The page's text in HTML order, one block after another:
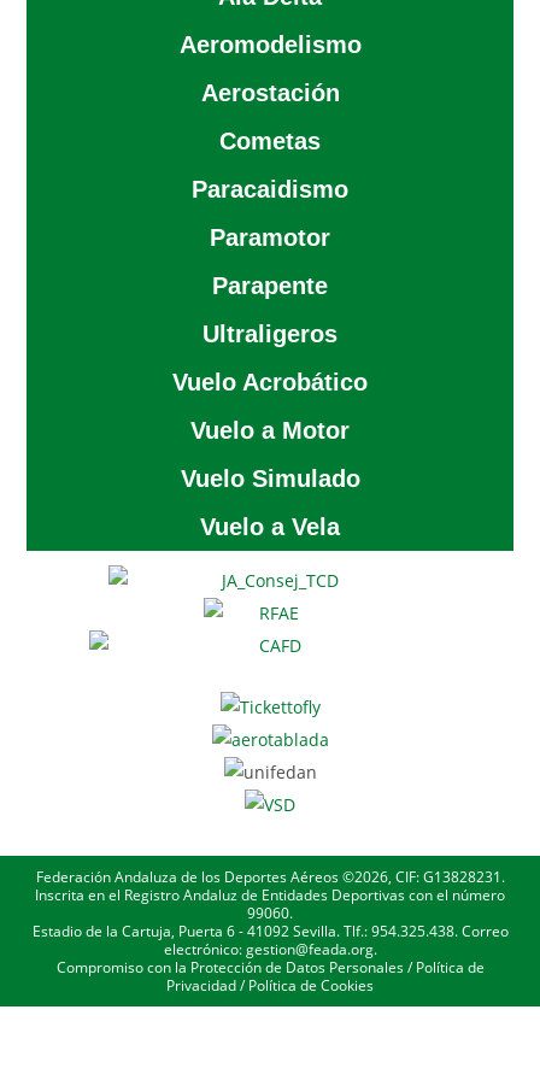
Aeromodelismo
Aerostación
Cometas
Paracaidismo
Paramotor
Parapente
Ultraligeros
Vuelo Acrobático
Vuelo a Motor
Vuelo Simulado
Vuelo a Vela
Federación Andaluza de los Deportes Aéreos ©2026, CIF: G13828231.
Inscrita en el Registro Andaluz de Entidades Deportivas con el número
99060.
Estadio de la Cartuja, Puerta 6 - 41092 Sevilla. Tlf.: 954.325.438. Correo
electrónico: gestion@feada.org.
Compromiso con la Protección de Datos Personales/Política de
Privacidad/Política de Cookies